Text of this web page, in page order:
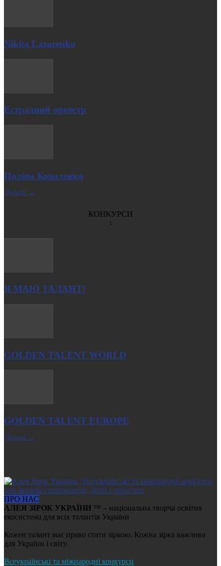
Nikita Lazarenko
Естрадний оркестр
Поліна Коваленко
| Більше →
КОНКУРСИ
Я МАЮ ТАЛАНТ!
GOLDEN TALENT WORLD
GOLDEN TALENT EUROPE
| Більше →
ПРО НАС
АЛЕЯ ЗІРОК УКРАЇНИ ™ – національна творча освітня
екосистема для всіх талантів України
Кожен талант має право стати зіркою. Кожна зірка важлива
для України і світу.
Всеукраїнські та міжнародні конкурси